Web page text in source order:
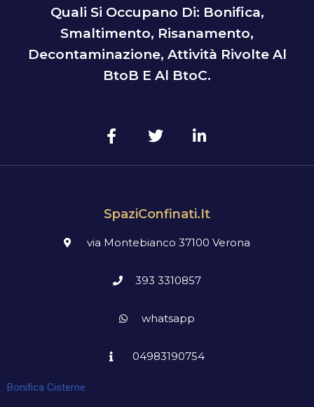
Quali Si Occupano Di: Bonifica,
Smaltimento, Risanamento,
Decontaminazione, Attività Rivolte Al
BtoB E Al BtoC.
SpaziConfinati.it
via Montebianco 37100 Verona
393 3310857
whatsapp
04983190754
Bonifica Cisterne